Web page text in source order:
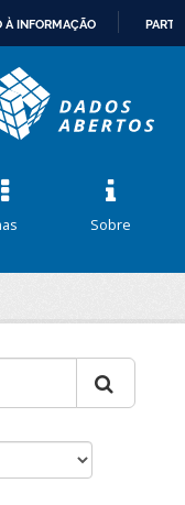
À INFORMAÇÃO
Sobre